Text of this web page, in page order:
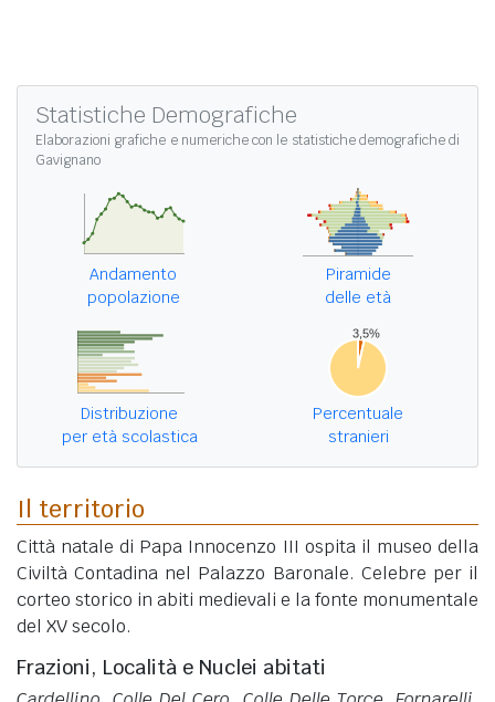
Statistiche Demografiche
Elaborazioni grafiche e numeriche con le statistiche demografiche di
Gavignano
Andamento
popolazione
Piramide
delle età
Distribuzione
per età scolastica
Percentuale
stranieri
Il territorio
Città natale di Papa Innocenzo III ospita il museo della
Civiltà Contadina nel Palazzo Baronale. Celebre per il
corteo storico in abiti medievali e la fonte monumentale
del XV secolo.
Frazioni, Località e Nuclei abitati